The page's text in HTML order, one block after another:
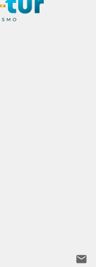
email